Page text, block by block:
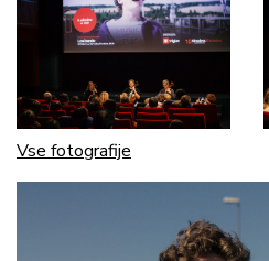
Vse fotografije